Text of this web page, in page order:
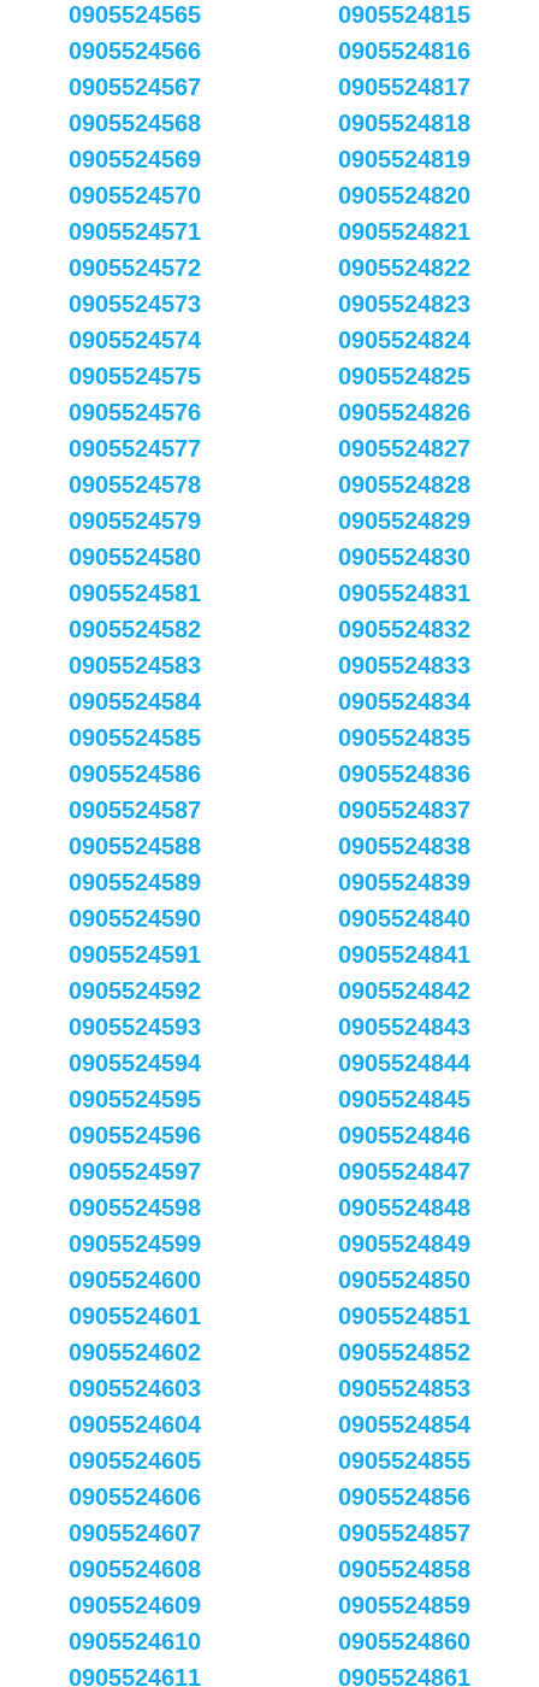
0905524565
0905524566
0905524567
0905524568
0905524569
0905524570
0905524571
0905524572
0905524573
0905524574
0905524575
0905524576
0905524577
0905524578
0905524579
0905524580
0905524581
0905524582
0905524583
0905524584
0905524585
0905524586
0905524587
0905524588
0905524589
0905524590
0905524591
0905524592
0905524593
0905524594
0905524595
0905524596
0905524597
0905524598
0905524599
0905524600
0905524601
0905524602
0905524603
0905524604
0905524605
0905524606
0905524607
0905524608
0905524609
0905524610
0905524611
0905524815
0905524816
0905524817
0905524818
0905524819
0905524820
0905524821
0905524822
0905524823
0905524824
0905524825
0905524826
0905524827
0905524828
0905524829
0905524830
0905524831
0905524832
0905524833
0905524834
0905524835
0905524836
0905524837
0905524838
0905524839
0905524840
0905524841
0905524842
0905524843
0905524844
0905524845
0905524846
0905524847
0905524848
0905524849
0905524850
0905524851
0905524852
0905524853
0905524854
0905524855
0905524856
0905524857
0905524858
0905524859
0905524860
0905524861